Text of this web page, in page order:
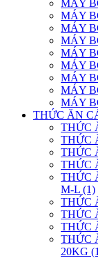
MÁY
MÁY
MÁY
MÁY
MÁY
MÁY
MÁY
MÁY
MÁY
THỨC ĂN
THỨC
THỨC
THỨC
THỨC
THỨC
M-L (1)
THỨC
THỨC
THỨC
THỨC
20KG